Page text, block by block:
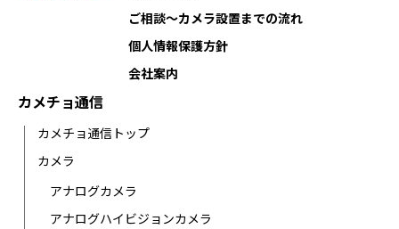
ご相談〜カメラ設置までの流れ
個人情報保護方針
会社案内
カメチョ通信
カメチョ通信トップ
カメラ
アナログカメラ
アナログハイビジョンカメラ